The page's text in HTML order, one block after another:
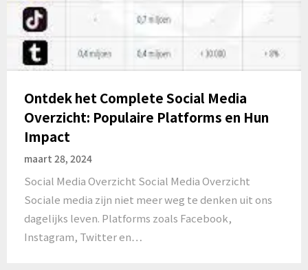
Ontdek het Complete Social Media
Overzicht: Populaire Platforms en Hun
Impact
maart 28, 2024
Social Media Overzicht Social Media Overzicht
Sociale media zijn niet meer weg te denken uit ons
dagelijks leven. Platforms zoals Facebook,
Instagram, Twitter en…